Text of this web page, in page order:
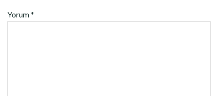
Yorum*